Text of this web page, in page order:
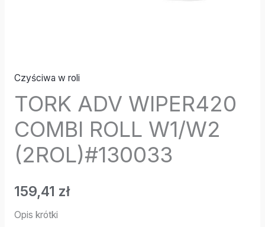
Czyściwa w roli
TORK ADV WIPER420
COMBI ROLL W1/W2
(2ROL)#130033
159,41 zł
Opis krótki